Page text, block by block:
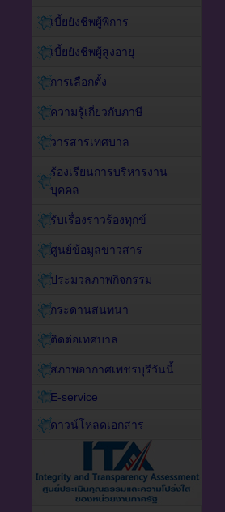
เบี้ยยังชีพผู้พิการ
เบี้ยยังชีพผู้สูงอายุ
การเลือกตั้ง
ความรู้เกี่ยวกับภาษี
วารสารเทศบาล
ร้องเรียนการบริหารงาน
บุคคล
รับเรื่องราวร้องทุกข์
ศูนย์ข้อมูลข่าวสาร
ประมวลภาพกิจกรรม
กระดานสนทนา
ติดต่อเทศบาล
สภาพอากาศเพชรบุรีวันนี้
E-service
ดาวน์โหลดเอกสาร